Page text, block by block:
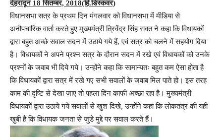
देहरादून 18 सितम्बर, 2018(हि.डिस्कवर)
विधानसभा सत्र के प्रथम दिन मंगलवार को विधानसभा में मीडिया से
अनौपचारिक वार्ता करते हुए मुख्यमंत्री त्रिवेंद्र सिंह रावत ने कहा कि विधायकों
द्वारा बहुत अच्छे सवाल सदन में उठाये गये हैं, एवं सत्र को चलने में सहयोग दिया
है। विधायकों ने अपने प्रश्न सत्र के दौरान सदन में रखे एवं विधायकों को उनके
प्रश्नों के जवाब भी दिये गये। उन्होंने कहा कि सामान्यतः बहुत कम ऐसा होता है
कि विधायकों द्वारा सत्र में रखे गए सभी सवालों के जवाब मिल पाते हो। इस तरह
काम की दृष्टि से देखा जाए तो पहला दिन काफी अच्छा रहा है। मुख्यमंत्री
विधायकों द्वारा उठाये गये सवालों से खुश दिखे, उन्होंने कहा कि लोकतंत्र की यही
खुबी है कि विधायक जनता से जुडे मुद्दे पर सवाल करते हैं।